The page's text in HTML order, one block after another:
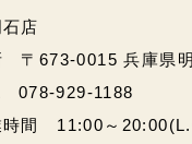
店
〒673-0015 兵庫県
078-929-1188
時間 11:00～